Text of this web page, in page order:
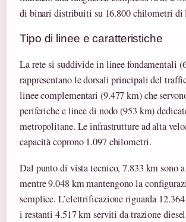
di binari distribuiti su 16.800 chilometri di
Tipo di linee e caratteristiche
La rete si suddivide in linee fondamentali
rappresentano le dorsali principali del
linee complementari (9.477 km) che
periferiche e linee di nodo (953 km)
metropolitane. Le infrastrutture ad alta
capacità coprono 1.097 chilometri.
Dal punto di vista tecnico, 7.833 km sono
mentre 9.048 km mantengono la
semplice. L’elettrificazione riguarda
i restanti 4.517 km serviti da trazione